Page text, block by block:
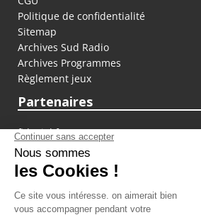
Politique de confidentialité
Sitemap
Archives Sud Radio
Archives Programmes
Règlement jeux
Partenaires
fiducial.fr
lyoncapitale.fr
olympique-et-lyonnais.com
L'application Iphone / Android